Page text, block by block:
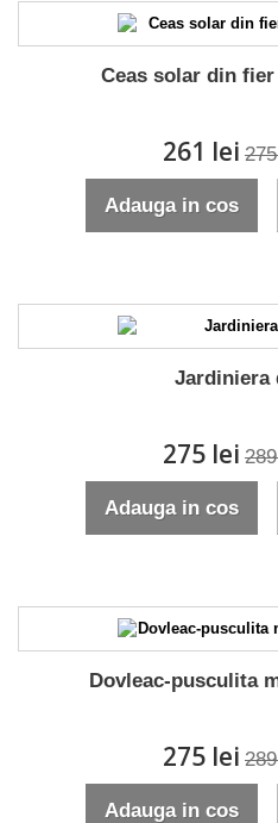
Ceas solar din
261 lei
Adauga in cos
Jardiniera
275 lei
Adauga in cos
Dovleac-pusculita
275 lei
Adauga in cos